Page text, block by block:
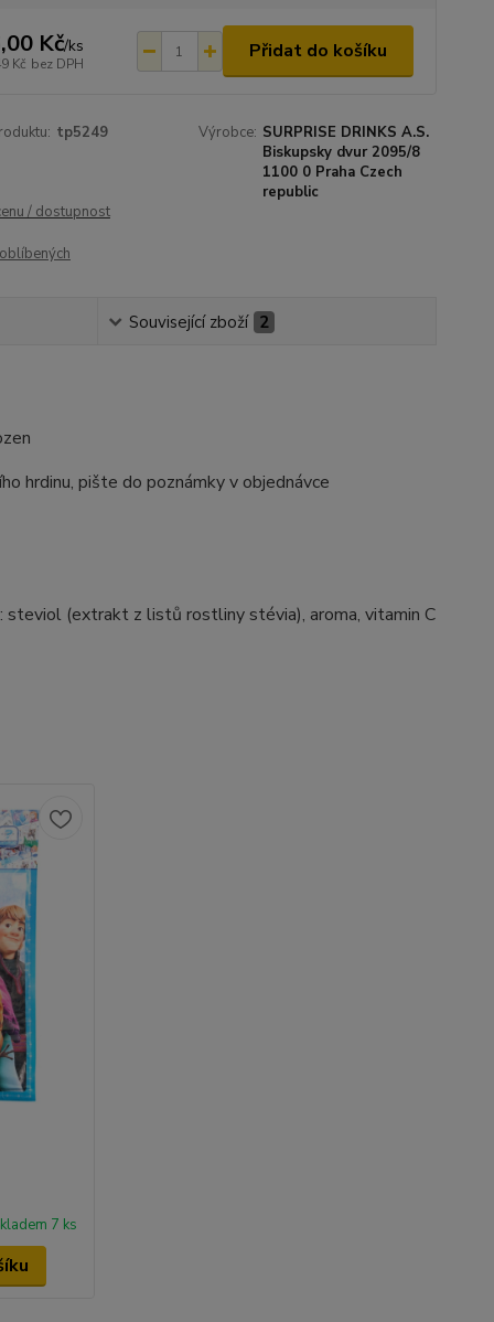
Kč/ks
Kč bez DPH
Přidat do košíku
tp5249 Výrobce: SURPRISE DRINKS A.S.
Biskupsky dvur 2095/8
1100 0 Praha Czech
republic
/ dostupnost
Související zboží 2
hrdinu, pište do poznámky v objednávce
(extrakt z listů rostliny stévia), aroma, vitamin C
7 ks